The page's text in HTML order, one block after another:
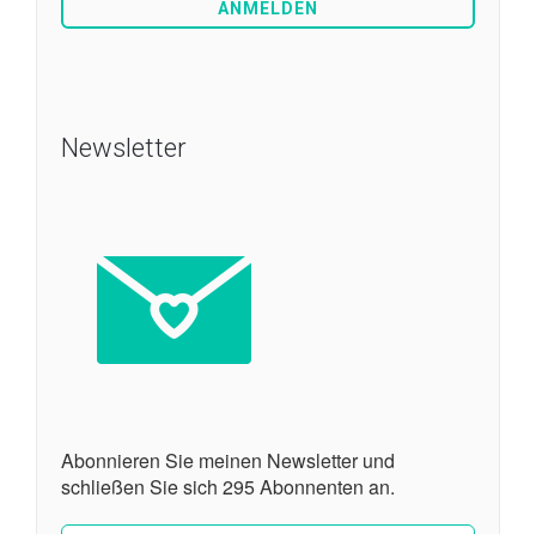
Newsletter
Abonnieren Sie meinen Newsletter und
schließen Sie sich 295 Abonnenten an.